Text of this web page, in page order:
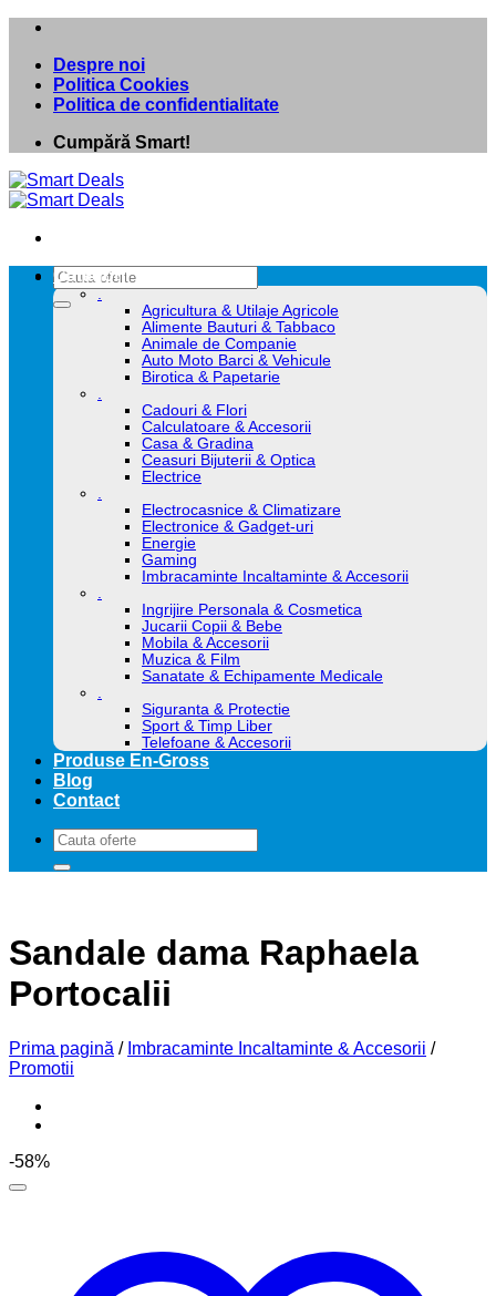
Skip
contentDespre noi
Politica Cookies
Politica de confidentialitate
Cumpără Smart!
Caută
după:
Categorii
.
Agricultura & Utilaje Agricole
Alimente Bauturi & Tabbaco
Animale de Companie
Auto Moto Barci & Vehicule
Birotica & Papetarie
.
Cadouri & Flori
Calculatoare & Accesorii
Casa & Gradina
Ceasuri Bijuterii & Optica
Electrice
.
Electrocasnice & Climatizare
Electronice & Gadget-uri
Energie
Gaming
Imbracaminte Incaltaminte & Accesorii
.
Ingrijire Personala & Cosmetica
Jucarii Copii & Bebe
Mobila & Accesorii
Muzica & Film
Sanatate & Echipamente Medicale
.
Siguranta & Protectie
Sport & Timp Liber
Telefoane & Accesorii
Produse En-Gross
Blog
Contact
Caută
după:
Sandale dama Raphaela
Portocalii
Prima pagină / Imbracaminte Incaltaminte & Accesorii /
Promotii
-58%